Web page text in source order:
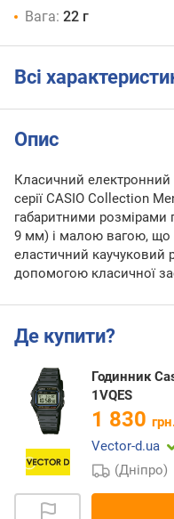
Вага: 22 г
Всі
Опис
Класичний електронний
серії CASIO Collection
габаритними розмірами
9 мм) і малою вагою, що
еластичний каучуковий
допомогою класичної
Де купити?
Годинник
1VQES
1 830
Vector-d.ua
(Дніпро)